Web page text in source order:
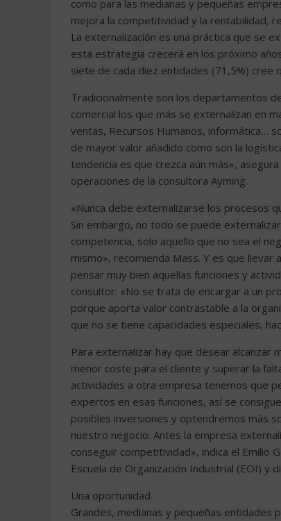
como para las medianas y pequeñas
mejora la competitividad y la rentabilidad,
La externalización es una práctica que se
esta estrategia crecerá en los próximo
siete de cada diez entidades (71,5%) cree
Tradicionalmente son los departamentos
comercial los que más se externalizan en
ventas, Recursos Humanos, informática…
de mayor valor añadido como son la
tendencia es que crezca aún más»,
operaciones de la consultora Ayming.
«Nunca debe externalizarse los procesos
Sin embargo, no todo se puede
competencia, solo aquello que no sea el
mismo», recomienda Mass. Y es que
pensar muy bien aquellas funciones y
consultor: «No se trata de encargar a un
porque aporta valor contrastable a la
que no se tiene capacidades especiales,
Para externalizar hay que desear alcanzar
menor coste para el cliente y superar la
actividades a otra empresa tenemos que
expertos en esas funciones, así se
posibles inversiones y optendremos más
nuestro negocio. Antes la empresa
conseguir competitividad», indica el
Escuela de Organización Industrial (EOI) y
Una oportunidad
Grandes, medianas y pequeñas entidades